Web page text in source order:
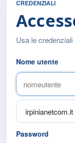
CREDENZIALI
Usa le
Nome utente
Password